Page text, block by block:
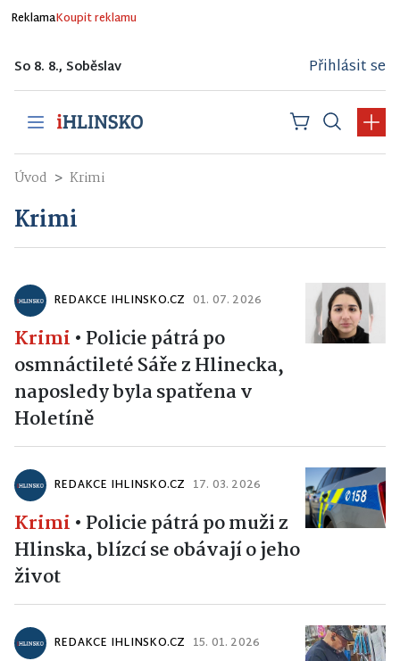
ReklamaKoupit reklamu
So 8. 8., Soběslav Přihlásit se
Úvod Krimi
Krimi
REDAKCE IHLINSKO.CZ 01. 07. 2026
Krimi • Policie pátrá po
osmnáctileté Sáře z Hlinecka,
naposledy byla spatřena v
Holetíně
REDAKCE IHLINSKO.CZ 17. 03. 2026
Krimi • Policie pátrá po muži z
Hlinska, blízcí se obávají o jeho
život
REDAKCE IHLINSKO.CZ 15. 01. 2026